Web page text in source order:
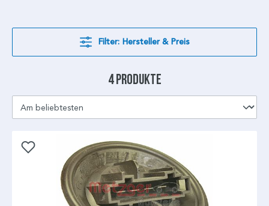
Filter: Hersteller & Preis
4 Produkte